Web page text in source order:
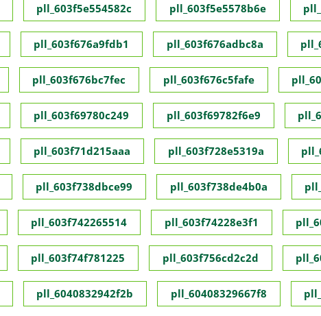
pll_603f5e554582c pll_603f5e5578b6e
pll_603f676a9fdb1 pll_603f676adbc8a
pll_603f676bc7fec pll_603f676c5fafe
pll_603f69780c249 pll_603f69782f6e9
pll_603f71d215aaa pll_603f728e5319a
pll_603f738dbce99 pll_603f738de4b0a
pll_603f742265514 pll_603f74228e3f1
pll_603f74f781225 pll_603f756cd2c2d
pll_6040832942f2b pll_60408329667f8